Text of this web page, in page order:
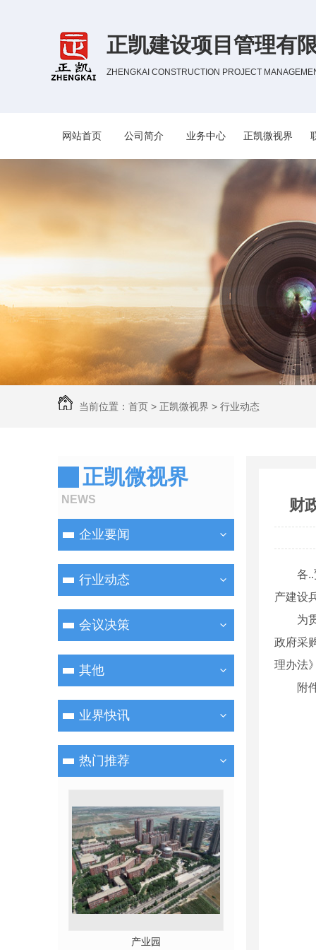
正凯建设项目管理有
ZHENGKAI CONSTRUCTION PROJECT
网站首页 公司简介 业务中心 正凯微视界
当前位置： 首页 > 正凯微视界 > 行业动态
正凯微视界
NEWS
企业要闻
行业动态
会议决策
其他
业界快讯
热门推荐
产业园
财
各
产建设
为
政府采
理办法
附